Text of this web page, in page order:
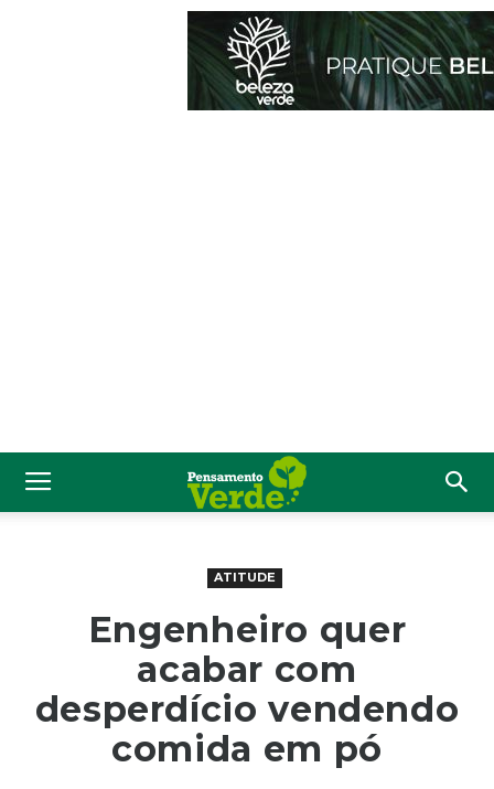
ATITUDE
Engenheiro quer
acabar com
desperdício vendendo
comida em pó